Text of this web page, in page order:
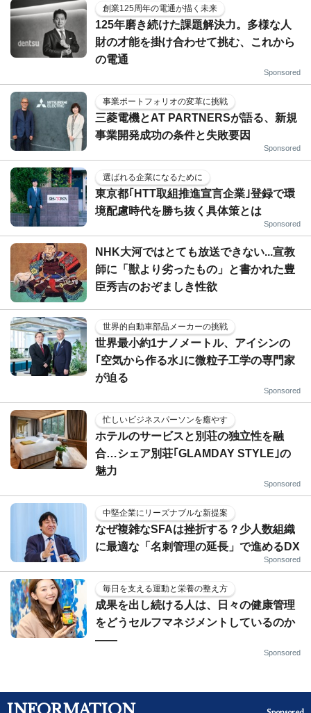
創業125周年の電通が描く未来
125年磨き続けた課題解決力。多様な人
財の才能を掛け合わせて挑む、これから
の電通
Sponsored
事業ポートフォリオの変革に挑戦
三菱電機とAT PARTNERSが語る、新規
事業開発成功の条件と失敗要因
Sponsored
選ばれる企業になるために
東京都｢HTT取組推進宣言企業｣登録で環
境配慮時代を勝ち抜く具体策とは
Sponsored
NHK大河ではとても放送できない...宣教
師に「獣より劣ったもの」と書かれた豊
臣秀吉のおぞましき性欲
世界的自動車部品メーカーの挑戦
世界最小約1ナノメートル、アイシンの
｢空気から作る水｣に微粒子工学の専門家
が迫る
Sponsored
忙しいビジネスパーソンを癒やす
ホテルのサービスと別荘の独立性を融
合…シェア別荘｢GLAMDAY STYLE｣の
魅力
Sponsored
中堅企業にリーズナブルな新提案
なぜ複雑なSFAは挫折する？少人数組織
に最適な「名刺管理の延長」で進めるDX
Sponsored
毎日を支える運動と栄養の整え方
成果を出し続ける人は、日々の健康管理
をどうセルフマネジメントしているのか
——
Sponsored